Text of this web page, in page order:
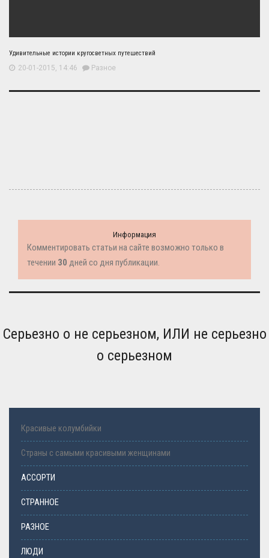
Удивительные истории кругосветных путешествий
20-01-2015, 14:46 Разное
Информация
Комментировать статьи на сайте возможно только в
течении 30 дней со дня публикации.
Серьезно о не серьезном, ИЛИ не серьезно
о серьезном
Красивые колумбийки
Страны с самыми красивыми женщинами
АССОРТИ
СТРАННОЕ
РАЗНОЕ
ЛЮДИ